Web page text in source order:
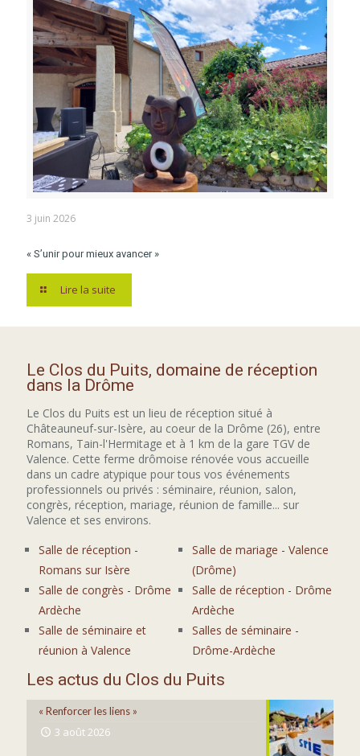
3 juin 2026
« S’unir pour mieux avancer »
Lire la suite
Le Clos du Puits, domaine de réception
dans la Drôme
Le Clos du Puits est un lieu de réception situé à
Châteauneuf-sur-Isère, au coeur de la Drôme (26), entre
Romans, Tain-l'Hermitage et à 1 km de la gare TGV de
Valence. Cette ferme drômoise rénovée vous accueille
dans un cadre atypique pour tous vos événements
professionnels ou privés : séminaire, réunion, salon,
congrès, réception, mariage, réunion de famille... sur
Valence et ses environs.
Salle de réception -
Romans sur Isère
Salle de congrès - Drôme
Ardèche
Salle de séminaire et
réunion à Valence
Salle de mariage - Valence
(Drôme)
Salle de réception - Drôme
Ardèche
Salles de séminaire -
Drôme-Ardèche
Les actus du Clos du Puits
« Renforcer les liens »
3 août 2026